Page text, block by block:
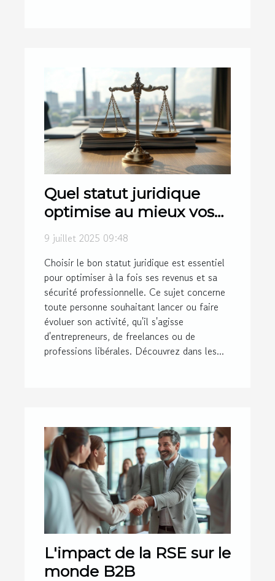
Quel statut juridique
optimise au mieux vos
revenus et sécurité?
9 juillet 2025 09:48
Choisir le bon statut juridique est essentiel
pour optimiser à la fois ses revenus et sa
sécurité professionnelle. Ce sujet concerne
toute personne souhaitant lancer ou faire
évoluer son activité, qu'il s'agisse
d'entrepreneurs, de freelances ou de
professions libérales. Découvrez dans les...
L'impact de la RSE sur le
monde B2B